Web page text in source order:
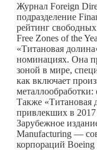
Журнал Foreign
подразделение
рейтинг
Free Zones of the
«Титановая
номинациях. Она
зоной в мире,
как включает
металлообработки:
Также «Титановая
привлекших в
Зарубежное
Manufacturing —
корпораций